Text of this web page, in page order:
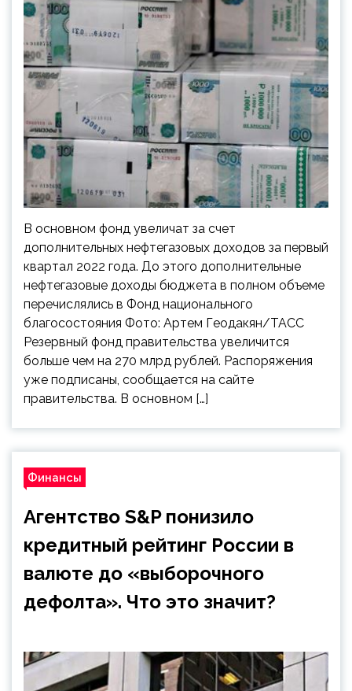
В основном фонд увеличат за счет
дополнительных нефтегазовых доходов за первый
квартал 2022 года. До этого дополнительные
нефтегазовые доходы бюджета в полном объеме
перечислялись в Фонд национального
благосостояния Фото: Артем Геодакян/ТАСС
Резервный фонд правительства увеличится
больше чем на 270 млрд рублей. Распоряжения
уже подписаны, сообщается на сайте
правительства. В основном […]
Финансы
Агентство S&P понизило
кредитный рейтинг России в
валюте до «выборочного
дефолта». Что это значит?